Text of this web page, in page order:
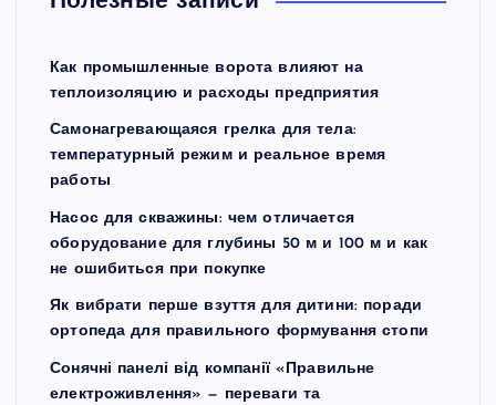
Как промышленные ворота влияют на
теплоизоляцию и расходы предприятия
Самонагревающаяся грелка для тела:
температурный режим и реальное время
работы
Насос для скважины: чем отличается
оборудование для глубины 50 м и 100 м и как
не ошибиться при покупке
Як вибрати перше взуття для дитини: поради
ортопеда для правильного формування стопи
Сонячні панелі від компанії «Правильне
електроживлення» — переваги та